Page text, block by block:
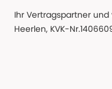
Ihr Vertragspartner und
Heerlen, KVK-